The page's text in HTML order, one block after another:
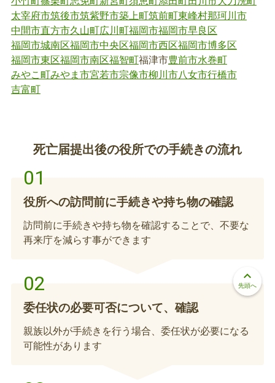
認可保育所等の退所手続き
亡くなられた方が認可保育所等の在園児だった場
合、退所の手続きが必要です。詳細はお問い合わせ
ください。
【児童が亡くなられた場合】亡くなられた方が児童
手当の対象児童の場合、額改定認定請求または受給
事由消滅申請手続きが必要です。
児童扶養手当の額改定認定請求または資格喪
失届
扶養手当の対象児童の場合、額改定認定請求または
資格喪失届の手続きが必要です。
年金の受給権者死亡届
年金を受給している方が亡くなられた場合、年金の
太宰府市筑後市筑紫野市築上町筑前町東峰村那珂川市
中間市直方市久山町広川町福岡市福岡市早良区
福岡市城南区福岡市中央区福岡市西区福岡市博多区
福岡市東区福岡市南区福智町福津市豊前市水巻町
みやこ町みやま市宮若市宗像市柳川市八女市行橋市
吉富町
死亡届提出後の役所での手続きの流れ
役所への訪問前に手続きや持ち物の確認
訪問前に手続きや持ち物を確認することで、不要な
再来庁を減らす事ができます
委任状の必要可否について、確認
親族以外が手続きを行う場合、委任状が必要になる
可能性があります
keyboard_arrow_up
先頭へ